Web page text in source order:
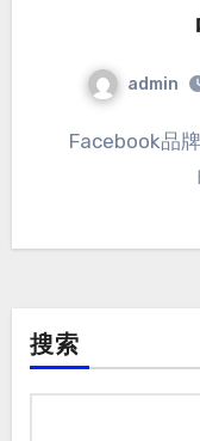
admin
Facebook品牌营销：提升品牌影响力的新攻
搜索